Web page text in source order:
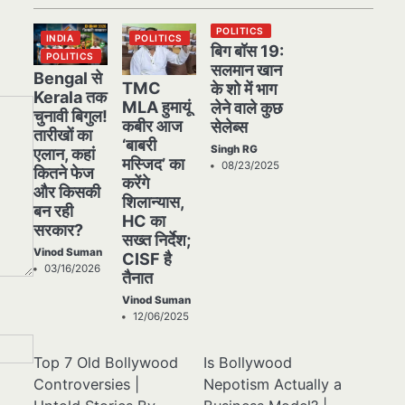
INDIA
POLITICS
Bengal से
Kerala तक
चुनावी बिगुल!
तारीखों का
एलान, कहां
कितने फेज
और किसकी
बन रही
सरकार?
Vinod Suman
03/16/2026
POLITICS
TMC
MLA हुमायूं
कबीर आज
‘बाबरी
मस्जिद’ का
करेंगे
शिलान्यास,
HC का
सख्त निर्देश;
CISF है
तैनात
Vinod Suman
12/06/2025
POLITICS
बिग बॉस 19:
सलमान खान
के शो में भाग
लेने वाले कुछ
सेलेब्स
Singh RG
08/23/2025
Top 7 Old Bollywood
Controversies |
Is Bollywood
Nepotism Actually a